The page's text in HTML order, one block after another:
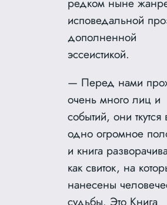
исповедальной
дополненной
эссеистикой.
— Перед нами
очень много лиц и
событий, они ткутся
одно огромное
и книга
как свиток, на
нанесены
судьбы. Это Книга